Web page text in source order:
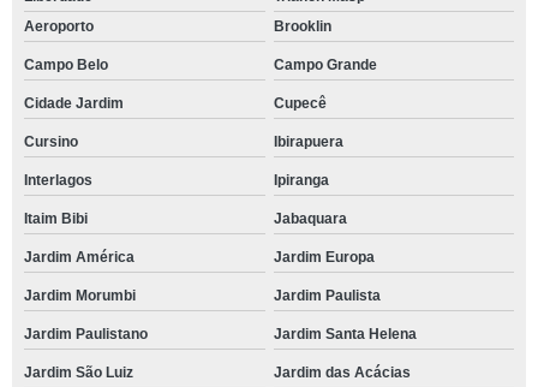
Aeroporto
Brooklin
Campo Belo Campo Grande
Cidade Jardim Cupecê
Cursino Ibirapuera
Interlagos Ipiranga
Itaim Bibi Jabaquara
Jardim América Jardim Europa
Jardim Morumbi Jardim Paulista
Jardim Paulistano Jardim Santa Helena
Jardim São Luiz Jardim das Acácias